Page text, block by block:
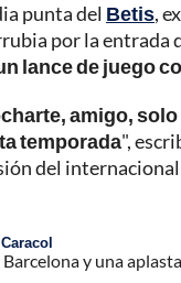
punta del Betis,
por la entrada
lance de juego
amigo,
temporada",
del
Barcelona y una